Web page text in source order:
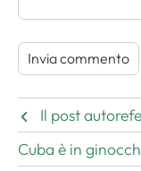
Il post
Cuba è in